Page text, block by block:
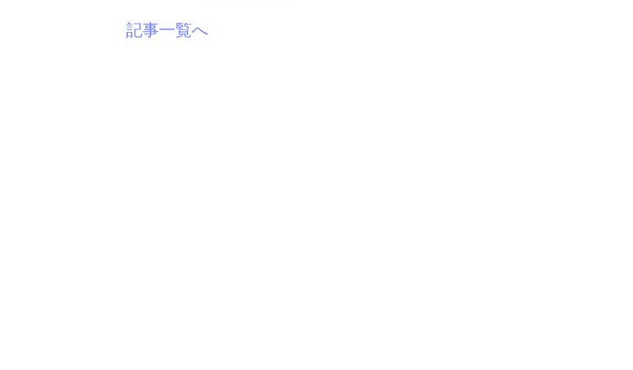
記事一覧へ